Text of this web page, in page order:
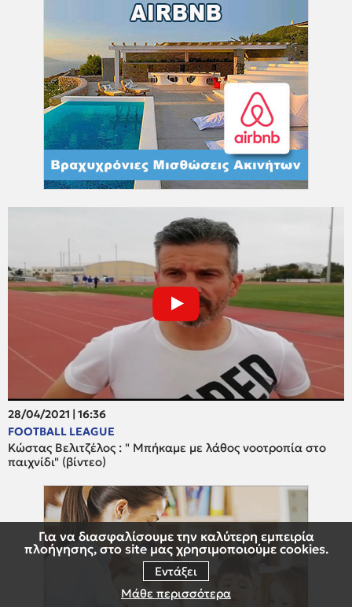
Για να διασφαλίσουμε την καλύτερη εμπειρία
πλοήγησης, στο site μας χρησιμοποιούμε cookies.
Εντάξει
Μάθε περισσότερα
28/04/2021 | 16:36
FOOTBALL LEAGUE
Κώστας Βελιτζέλος : " Μπήκαμε με λάθος νοοτροπία στο
παιχνίδι" (βίντεο)